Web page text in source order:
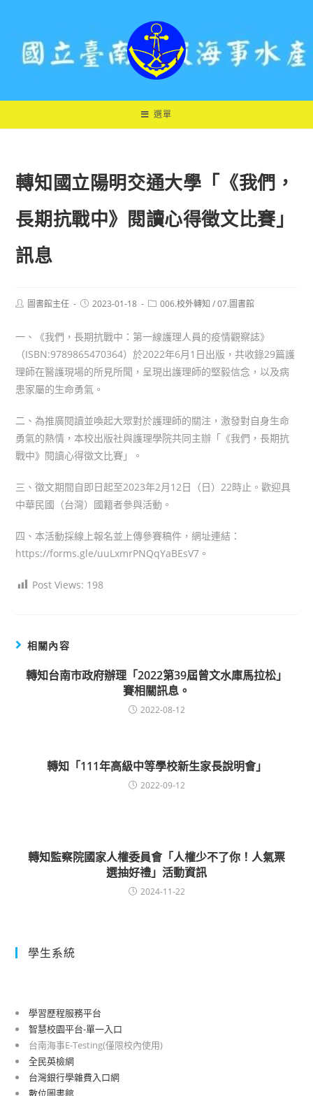
選單
轉知國立陽明交通大學「《我們，
長期抗戰中》閱讀心得徵文比賽」
訊息
Post圖書館主任
Post2023-01-18
Post006.校外轉知 / 07.圖書館
一、《我們，長期抗戰中：第一線護理人員的疫情觀察誌》
（ISBN:9789865470364）於2022年6月1日出版，共收錄29篇護
理師在醫護現場的所見所聞，呈現出護理師的堅毅信念，以及病
患家屬的生命勇氣。
二、為推廣閱讀並喚起大眾對於護理師的關注，激發對自身生命
勇氣的熱情，本校出版社與護理學院共同主辦「《我們，長期抗
戰中》閱讀心得徵文比賽」。
三、徵文期間自即日起至2023年2月12日（日）22時止。歡迎具
中華民國（台灣）國籍者參與活動。
四、本活動採線上報名並上傳參賽稿件，網址連結：
https://forms.gle/uuLxmrPNQqYaBEsV7。
Post Views: 198
相關內容
轉知台南市政府辦理「2022第39屆曾文水庫馬拉松」
賽相關訊息。
2022-08-12
轉知「111年高級中等學校新生家長說明會」
2022-09-12
轉知監察院國家人權委員會「人權少不了你！人氣票
選抽好禮」活動資訊
2024-11-22
學生系統
學習歷程服務平台
智慧校園平台-單一入口
台南海事E-Testing(僅限校內使用)
全民英檢網
台灣銀行學雜費入口網
數位圖書館